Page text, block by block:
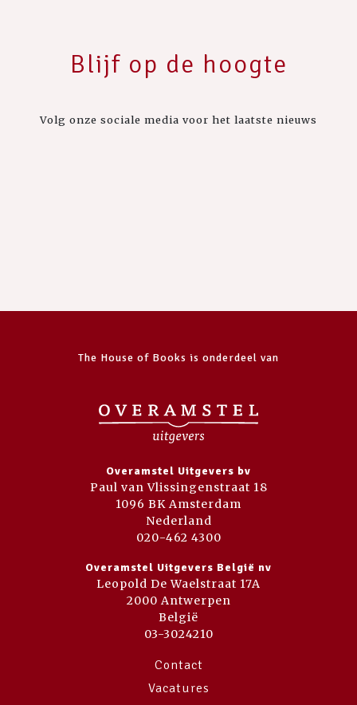
Blijf op de hoogte
Volg onze sociale media voor het laatste nieuws
The House of Books is onderdeel van
Overamstel Uitgevers bv
Paul van Vlissingenstraat 18
1096 BK Amsterdam
Nederland
020-462 4300
Overamstel Uitgevers België nv
Leopold De Waelstraat 17A
2000 Antwerpen
België
03-3024210
Contact
Vacatures